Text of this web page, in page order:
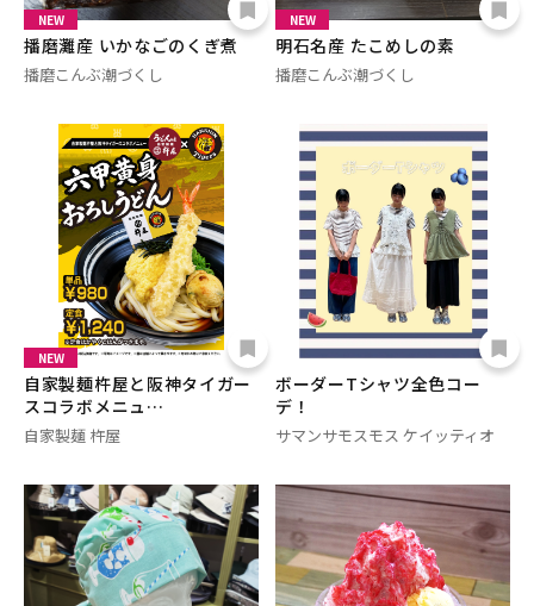
NEW
播磨灘産 いかなごのくぎ煮
播磨こんぶ潮づくし
NEW
明石名産 たこめしの素
播磨こんぶ潮づくし
NEW
自家製麺杵屋と阪神タイガー
スコラボメニュ…
自家製麺 杵屋
ボーダーTシャツ全色コー
デ！
サマンサモスモス ケイッティオ